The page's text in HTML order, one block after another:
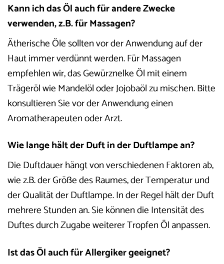
Kann ich das Öl auch für andere Zwecke
verwenden, z.B. für Massagen?
Ätherische Öle sollten vor der Anwendung auf der
Haut immer verdünnt werden. Für Massagen
empfehlen wir, das Gewürznelke Öl mit einem
Trägeröl wie Mandelöl oder Jojobaöl zu mischen. Bitte
konsultieren Sie vor der Anwendung einen
Aromatherapeuten oder Arzt.
Wie lange hält der Duft in der Duftlampe an?
Die Duftdauer hängt von verschiedenen Faktoren ab,
wie z.B. der Größe des Raumes, der Temperatur und
der Qualität der Duftlampe. In der Regel hält der Duft
mehrere Stunden an. Sie können die Intensität des
Duftes durch Zugabe weiterer Tropfen Öl anpassen.
Ist das Öl auch für Allergiker geeignet?